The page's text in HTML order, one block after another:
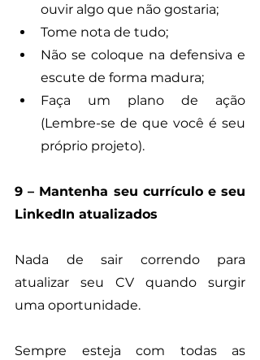
ouvir algo que não gostaria;
Tome nota de tudo;
Não se coloque na defensiva e
escute de forma madura;
Faça um plano de ação
(Lembre-se de que você é seu
próprio projeto).
9 – Mantenha seu currículo e seu
LinkedIn atualizados
Nada de sair correndo para
atualizar seu CV quando surgir
uma oportunidade.
Sempre esteja com todas as